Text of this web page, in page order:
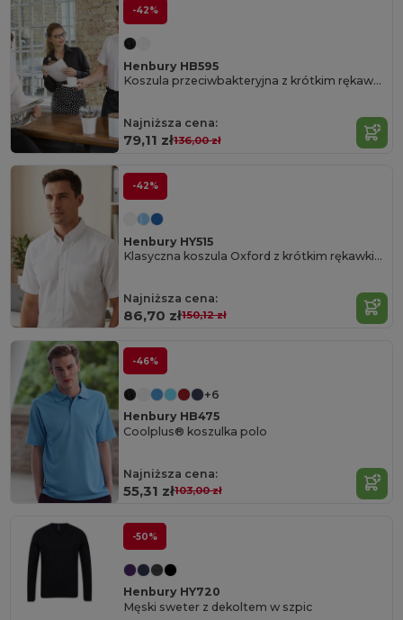
-42%
Henbury HB595
Koszula przeciwbakteryjna z krótkim rękawkime
Najniższa cena:
79,11 zł136,00 zł
-42%
Henbury HY515
Klasyczna koszula Oxford z krótkim rękawkiem
Najniższa cena:
86,70 zł150,12 zł
-46%
+6
Henbury HB475
Coolplus® koszulka polo
Najniższa cena:
55,31 zł103,00 zł
-50%
Henbury HY720
Męski sweter z dekoltem w szpic